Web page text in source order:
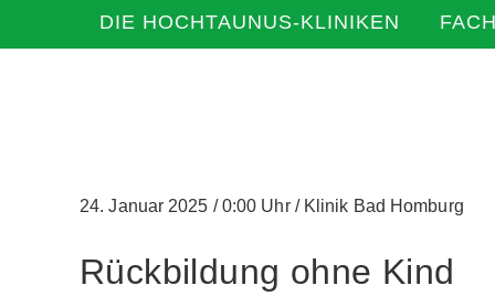
DIE HOCHTAUNUS-KLINIKEN
24. Januar 2025 /0:00 Uhr /Klinik Bad Homburg
Rückbildung ohne Kind